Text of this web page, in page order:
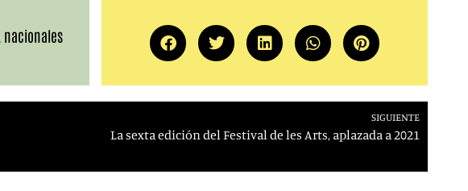
nacionales
SIGUIENTE
La sexta edición del Festival de les Arts, aplazada a 2021